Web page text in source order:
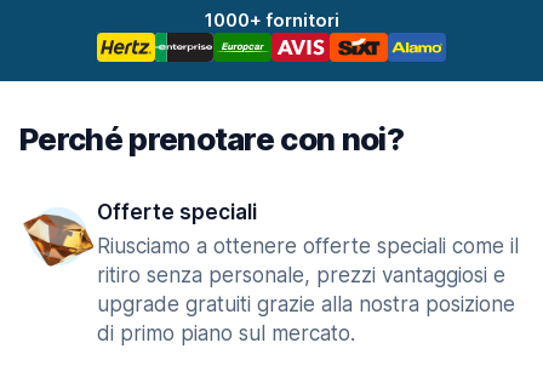
1000+ fornitori
Perché prenotare con noi?
Offerte speciali
Riusciamo a ottenere offerte speciali come il
ritiro senza personale, prezzi vantaggiosi e
upgrade gratuiti grazie alla nostra posizione
di primo piano sul mercato.